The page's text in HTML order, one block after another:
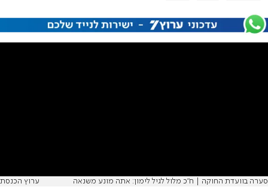
סערה בוועדת החוקה | ח"כ מלול לגיל לימון: אתה מונע משנאה ערוץ הכנסת